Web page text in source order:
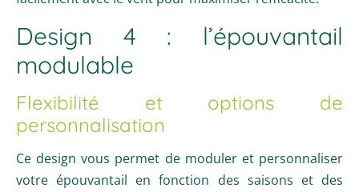
Design 4 : l’épouvantail
modulable
Flexibilité et options de
personnalisation
Ce design vous permet de moduler et personnaliser
votre épouvantail en fonction des saisons et des